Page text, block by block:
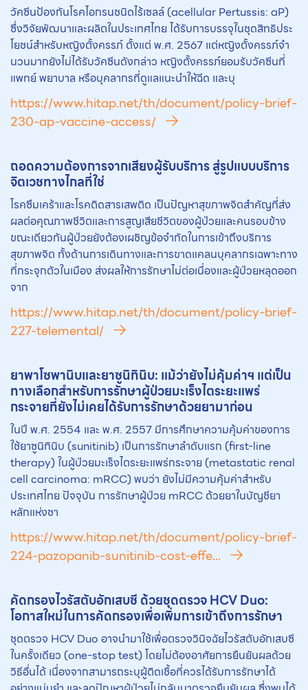
วัคซีนป้องกันโรคไอกรนชนิดไร้เซลล์ (acellular Pertussis: aP)
ซึ่งวิจัยพัฒนาและผลิตในประเทศไทย ได้รับการบรรจุในชุดสิทธิประ
โยชน์สําหรับหญิงตั้งครรภ์ ตั้งแต่ พ.ศ. 2567 แต่หญิงตั้งครรภ์จํา
นวนมากยังไม่ได้รับวัคซีนดังกล่าว หญิงตั้งครรภ์ยอมรับวัคซีนที่
แพทย์ พยาบาล หรือบุคลากรที่ดูแลแนะนําให้ฉีด และบุ
https://www.hitap.net/th/document/policy-brief-
230-ap-vaccine-access/
ถอดความต้องการจากเสียงผู้รับบริการ สู่รูปแบบบริการ
จิตเวชทางไกลที่ใช่
โรคซึมเคร้าและโรคติดสารเสพติด เป็นปัญหาสุขภาพจิตสำคัญที่ส่ง
ผลต่อคุณภาพชีวิตและการสูญเสียชีวิตของผู้ป่วยและคนรอบข้าง
ขณะเดียวกันผู้ป่วยยังต้องเผชิญข้อจำกัดในการเข้าถึงบริการ
สุขภาพจิต ทั้งด้านการเดินทางและการขาดแคลนบุคลากรเฉพาะทาง
ที่กระจุกตัวในเมือง ส่งผลให้การรักษาไม่ต่อเนื่องและผู้ป่วยหลุดออก
จาก
https://www.hitap.net/th/document/policy-brief-
227-telemental/
ยาพาโซพานิบและยาซูนิทินิบ: แม้ว่ายังไม่คุ้มค่าฯ แต่เป็น
ทางเลือกสำหรับการรักษาผู้ป่วยมะเร็งไตระยะแพร่
กระจายที่ยังไม่เคยได้รับการรักษาด้วยยามาก่อน
ในปี พ.ศ. 2554 และ พ.ศ. 2557 มีการศึกษาความคุ้มค่าของการ
ใช้ยาซูนิทินิบ (sunitinib) เป็นการรักษาลำดับแรก (first-line
therapy) ในผู้ป่วยมะเร็งไตระยะแพร่กระจาย (metastatic renal
cell carcinoma: mRCC) พบว่า ยังไม่มีความคุ้มค่าสำหรับ
ประเทศไทย ปัจจุบัน การรักษาผู้ป่วย mRCC ด้วยยาในบัญชียา
หลักแห่งชา
https://www.hitap.net/th/document/policy-brief-
224-pazopanib-sunitinib-cost-effe...
คัดกรองไวรัสตับอักเสบซี ด้วยชุดตรวจ HCV Duo:
โอกาสใหม่ในการคัดกรองเพื่อเพิ่มการเข้าถึงการรักษา
ชุดตรวจ HCV Duo อาจนำมาใช้เพื่อตรวจวินิจฉัยไวรัสตับอักเสบซี
ในครั้งเดียว (one-stop test) โดยไม่ต้องอาศัยการยืนยันผลด้วย
วิธีอื่นได้ เนื่องจากสามารถระบุผู้ติดเชื้อที่ควรได้รับการรักษาได้